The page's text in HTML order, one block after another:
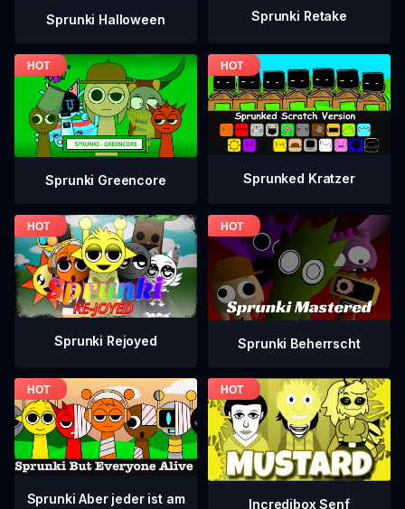
Sprunki Halloween Sprunki Retake
Sprunki Greencore Sprunked Kratzer
Sprunki Rejoyed Sprunki Beherrscht
Sprunki Aber jeder ist am
Incredibox Senf